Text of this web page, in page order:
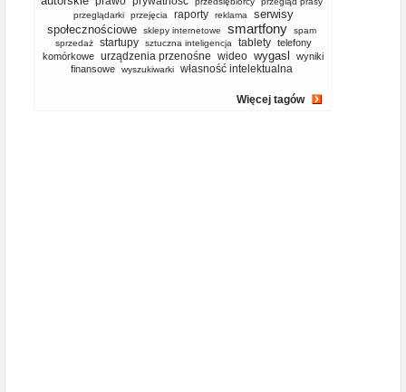
przeglądarki
przejęcia raporty reklama
serwisy
społecznościowe
sklepy internetowe smartfony
spam
sprzedaż
startupy sztuczna inteligencja tablety telefony
komórkowe
urządzenia przenośne wideo wygasl
wyniki
finansowe
wyszukiwarki własność intelektualna
Więcej tagów